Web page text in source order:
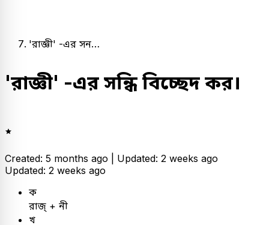
'রাজ্ঞী' -এর সন…
'রাজ্ঞী' -এর সন্ধি বিচ্ছেদ কর।
Created: 5 months ago | Updated: 2 weeks ago
Updated: 2 weeks ago
ক
রাজ্ + নী
খ